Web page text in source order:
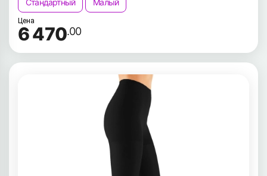
Стандартный Малый
Цена
6 470.00